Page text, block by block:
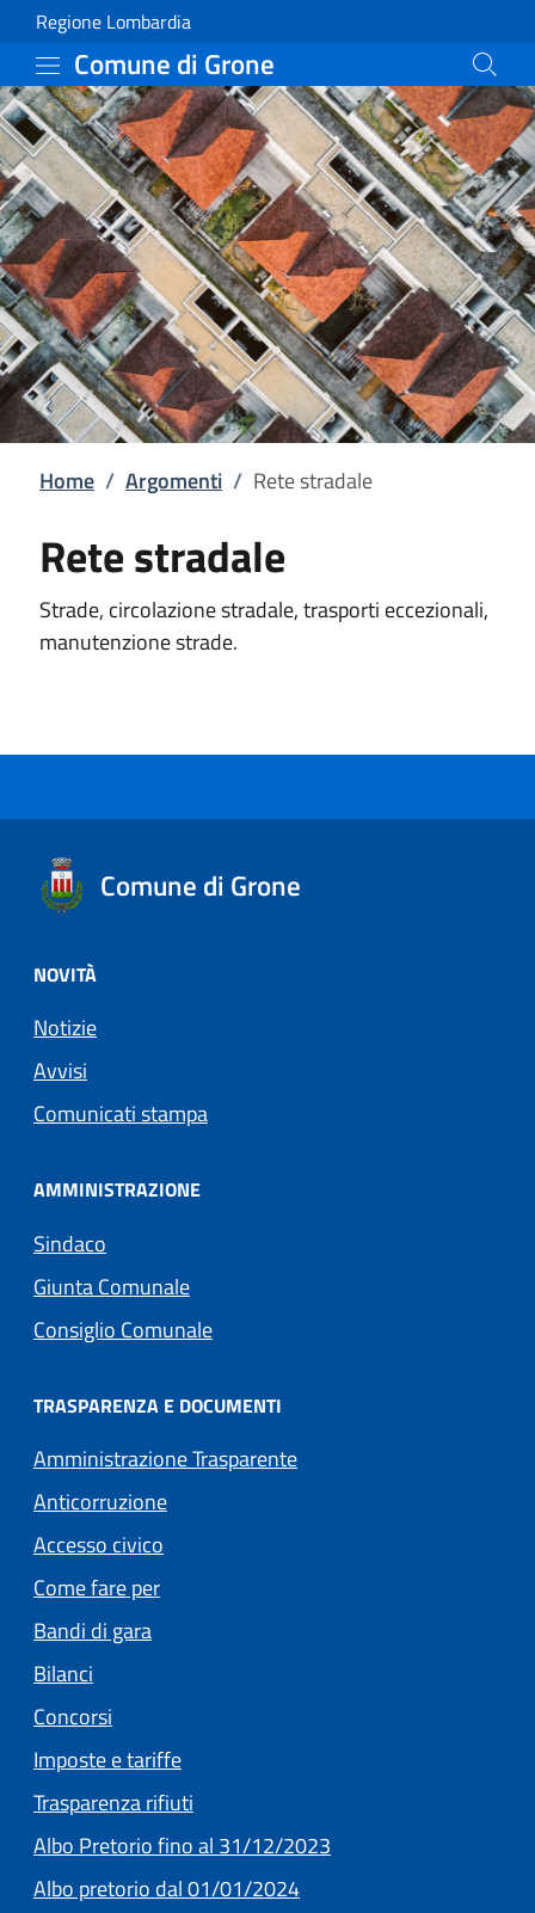
Vai al contenuto principale
Rete stradale | Comune
Regione Lombardia
Comune di Grone
Home / Argomenti / Rete stradale
Rete stradale
Strade, circolazione stradale, trasporti eccezionali,
manutenzione strade.
Comune di Grone
NOVITÀ
Notizie
Avvisi
Comunicati stampa
AMMINISTRAZIONE
Sindaco
Giunta Comunale
Consiglio Comunale
TRASPARENZA E DOCUMENTI
Amministrazione Trasparente
Anticorruzione
Accesso civico
Come fare per
Bandi di gara
Bilanci
Concorsi
Imposte e tariffe(apre in un'altra scheda).
Trasparenza rifiuti
Albo Pretorio fino al 31/12/2023
Albo pretorio dal 01/01/2024